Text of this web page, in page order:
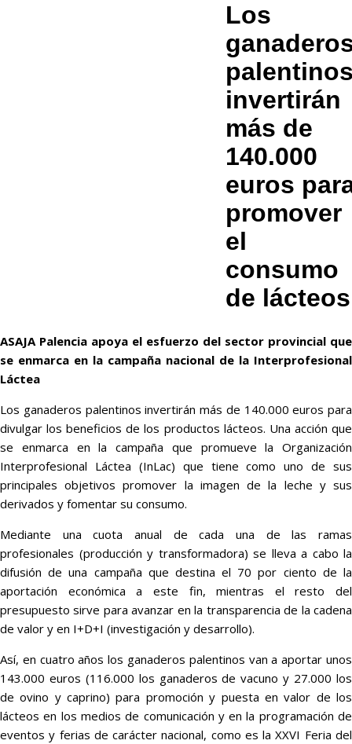
Los
invertirán
más de
140.000
euros
promover
el
consumo
de lácteos
ASAJA Palencia apoya el esfuerzo del sector provincial que
se enmarca en la campaña nacional de la Interprofesional
Láctea
Los ganaderos palentinos invertirán más de 140.000 euros para
divulgar los beneficios de los productos lácteos. Una acción que
se enmarca en la campaña que promueve la Organización
Interprofesional Láctea (InLac) que tiene como uno de sus
principales objetivos promover la imagen de la leche y sus
derivados y fomentar su consumo.
Mediante una cuota anual de cada una de las ramas
profesionales (producción y transformadora) se lleva a cabo la
difusión de una campaña que destina el 70 por ciento de la
aportación económica a este fin, mientras el resto del
presupuesto sirve para avanzar en la transparencia de la cadena
de valor y en I+D+I (investigación y desarrollo).
Así, en cuatro años los ganaderos palentinos van a aportar unos
143.000 euros (116.000 los ganaderos de vacuno y 27.000 los
de ovino y caprino) para promoción y puesta en valor de los
lácteos en los medios de comunicación y en la programación de
eventos y ferias de carácter nacional, como es la XXVI Feria del